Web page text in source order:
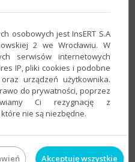
InsERT! W
Ci, jak
dla biur
księgowych linii
odnaleźć Portfel
które są
osobowych jest InsERT S.A
2 we Wrocławiu. W
serwisów internetowych
IP, pliki cookies i podobne
urządzeń użytkownika.
do prywatności, poprzez
Ci rezygnację z
nie są niezbędne.
Akceptuję wszystkie